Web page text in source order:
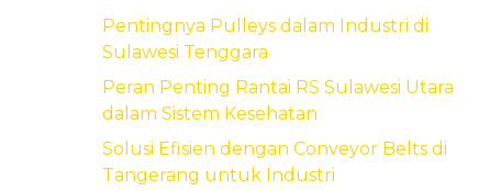
Pentingnya Pulleys dalam Industri di
Sulawesi Tenggara
Peran Penting Rantai RS Sulawesi Utara
dalam Sistem Kesehatan
Solusi Efisien dengan Conveyor Belts di
Tangerang untuk Industri